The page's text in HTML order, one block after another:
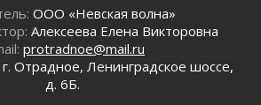
и Водяной
горки
ООО «Невская волна»
Алексеева Елена Викторовна
protradnoe@mail.ru
г. Отрадное, Ленинградское шоссе,
д. 6Б.